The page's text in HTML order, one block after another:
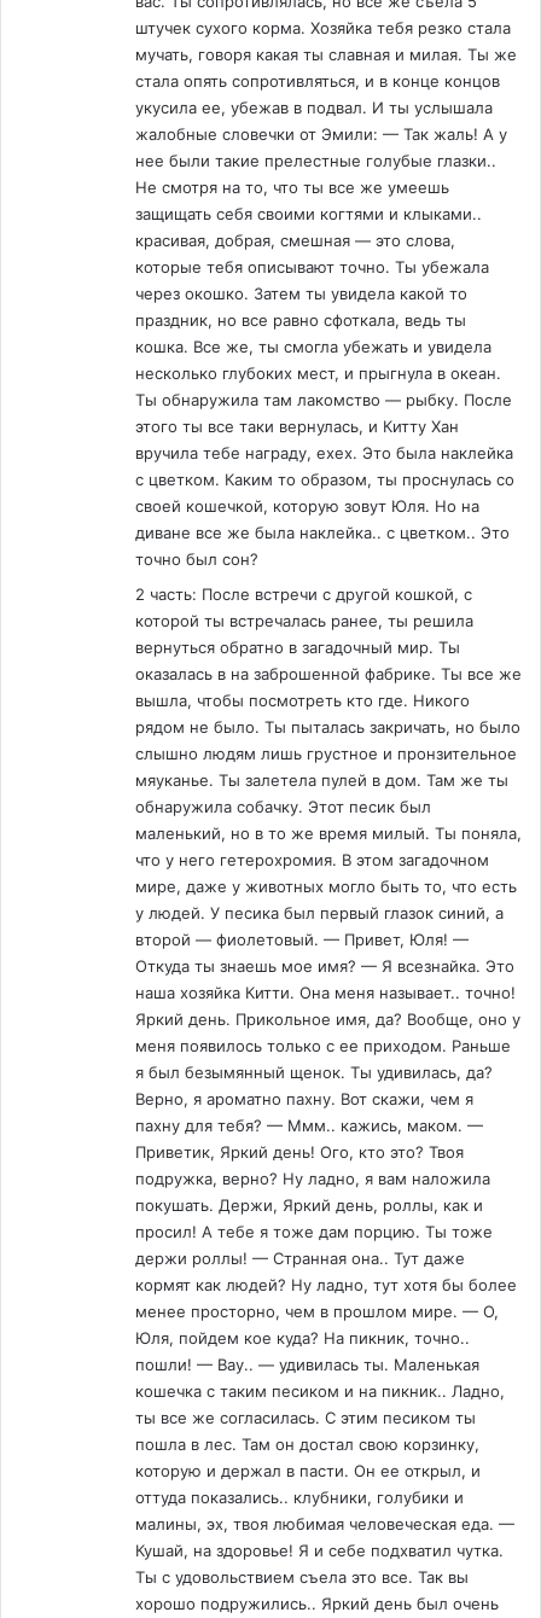
штучек сухого корма. Хозяйка тебя резко стала
мучать, говоря какая ты славная и милая. Ты же
стала опять сопротивляться, и в конце концов
укусила ее, убежав в подвал. И ты услышала
жалобные словечки от Эмили: — Так жаль! А у
нее были такие прелестные голубые глазки..
Не смотря на то, что ты все же умеешь
защищать себя своими когтями и клыками..
красивая, добрая, смешная — это слова,
которые тебя описывают точно. Ты убежала
через окошко. Затем ты увидела какой то
праздник, но все равно сфоткала, ведь ты
кошка. Все же, ты смогла убежать и увидела
несколько глубоких мест, и прыгнула в океан.
Ты обнаружила там лакомство — рыбку. После
этого ты все таки вернулась, и Китту Хан
вручила тебе награду, ехех. Это была наклейка
с цветком. Каким то образом, ты проснулась со
своей кошечкой, которую зовут Юля. Но на
диване все же была наклейка.. с цветком.. Это
точно был сон?
2 часть: После встречи с другой кошкой, с
которой ты встречалась ранее, ты решила
вернуться обратно в загадочный мир. Ты
оказалась в на заброшенной фабрике. Ты все же
вышла, чтобы посмотреть кто где. Никого
рядом не было. Ты пыталась закричать, но было
слышно людям лишь грустное и пронзительное
мяуканье. Ты залетела пулей в дом. Там же ты
обнаружила собачку. Этот песик был
маленький, но в то же время милый. Ты поняла,
что у него гетерохромия. В этом загадочном
мире, даже у животных могло быть то, что есть
у людей. У песика был первый глазок синий, а
второй — фиолетовый. — Привет, Юля! —
Откуда ты знаешь мое имя? — Я всезнайка. Это
наша хозяйка Китти. Она меня называет.. точно!
Яркий день. Прикольное имя, да? Вообще, оно у
меня появилось только с ее приходом. Раньше
я был безымянный щенок. Ты удивилась, да?
Верно, я ароматно пахну. Вот скажи, чем я
пахну для тебя? — Ммм.. кажись, маком. —
Приветик, Яркий день! Ого, кто это? Твоя
подружка, верно? Ну ладно, я вам наложила
покушать. Держи, Яркий день, роллы, как и
просил! А тебе я тоже дам порцию. Ты тоже
держи роллы! — Странная она.. Тут даже
кормят как людей? Ну ладно, тут хотя бы более
менее просторно, чем в прошлом мире. — О,
Юля, пойдем кое куда? На пикник, точно..
пошли! — Вау.. — удивилась ты. Маленькая
кошечка с таким песиком и на пикник.. Ладно,
ты все же согласилась. С этим песиком ты
пошла в лес. Там он достал свою корзинку,
которую и держал в пасти. Он ее открыл, и
оттуда показались.. клубники, голубики и
малины, эх, твоя любимая человеческая еда. —
Кушай, на здоровье! Я и себе подхватил чутка.
Ты с удовольствием съела это все. Так вы
хорошо подружились.. Яркий день был очень